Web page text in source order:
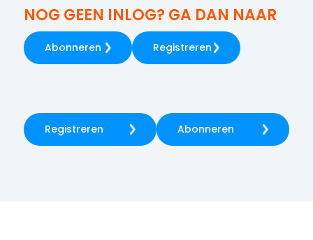
NOG GEEN INLOG? GA DAN NAAR
Abonneren Registreren
Registreren Abonneren